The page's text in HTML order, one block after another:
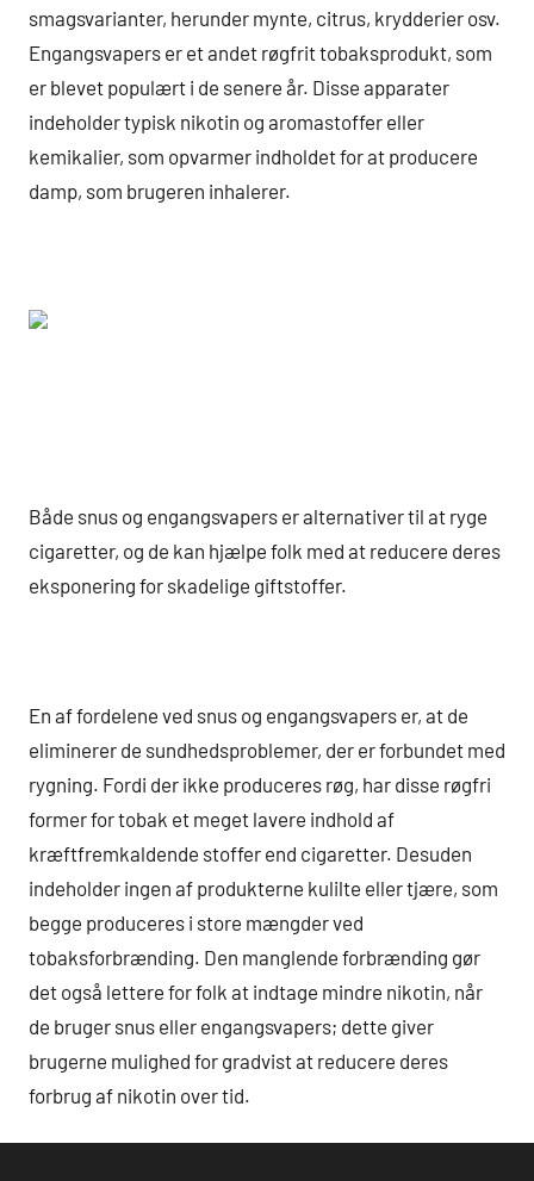
smagsvarianter, herunder mynte, citrus, krydderier osv.
Engangsvapers er et andet røgfrit tobaksprodukt, som
er blevet populært i de senere år. Disse apparater
indeholder typisk nikotin og aromastoffer eller
kemikalier, som opvarmer indholdet for at producere
damp, som brugeren inhalerer.
Både snus og engangsvapers er alternativer til at ryge
cigaretter, og de kan hjælpe folk med at reducere deres
eksponering for skadelige giftstoffer.
En af fordelene ved snus og engangsvapers er, at de
eliminerer de sundhedsproblemer, der er forbundet med
rygning. Fordi der ikke produceres røg, har disse røgfri
former for tobak et meget lavere indhold af
kræftfremkaldende stoffer end cigaretter. Desuden
indeholder ingen af produkterne kulilte eller tjære, som
begge produceres i store mængder ved
tobaksforbrænding. Den manglende forbrænding gør
det også lettere for folk at indtage mindre nikotin, når
de bruger snus eller engangsvapers; dette giver
brugerne mulighed for gradvist at reducere deres
forbrug af nikotin over tid.